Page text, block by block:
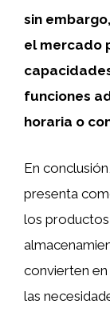
sin
el mercado
funciones
horaria o
En
presenta
los productos
convierten
las